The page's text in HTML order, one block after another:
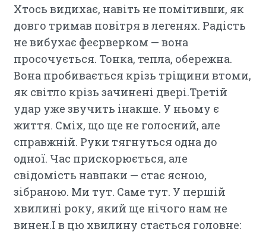
Хтось видихає, навіть не помітивши, як
довго тримав повітря в легенях. Радість
не вибухає феєрверком — вона
просочується. Тонка, тепла, обережна.
Вона пробивається крізь тріщини втоми,
як світло крізь зачинені двері.Третій
удар уже звучить інакше. У ньому є
життя. Сміх, що ще не голосний, але
справжній. Руки тягнуться одна до
одної. Час прискорюється, але
свідомість навпаки — стає ясною,
зібраною. Ми тут. Саме тут. У першій
хвилині року, який ще нічого нам не
винен.І в цю хвилину стається головне: